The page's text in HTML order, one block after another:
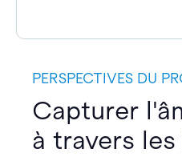
PERSPECTIVES DU
Capturer
à travers les